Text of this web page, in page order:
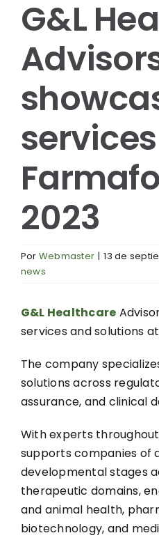
con la
etiqueta
ecológica
ACT
G&L
2023
Por Webmaster | 13 de
news
G&L Healthcare
services and solutions
The company
solutions across
assurance, and clinical
With experts
supports companies of
developmental stages
therapeutic domains,
and animal health,
biotechnology, and